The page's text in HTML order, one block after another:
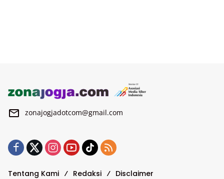
zonajogjadotcom@gmail.com
Tentang Kami Redaksi Disclaimer